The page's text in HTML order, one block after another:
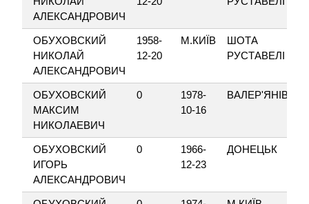
АЛЕКСАНДРОВИЧ
ОБУХОВСКИЙ
НИКОЛАЙ
АЛЕКСАНДРОВИЧ
1958-
12-20
М.КИЇВ
ШОТА
РУСТАВЕЛІ
ОБУХОВСКИЙ
МАКСИМ
НИКОЛАЕВИЧ
0
1978-
10-16
ВАЛЕР'ЯНІВКА
ОБУХОВСКИЙ
ИГОРЬ
АЛЕКСАНДРОВИЧ
0
1966-
12-23
ДОНЕЦЬК